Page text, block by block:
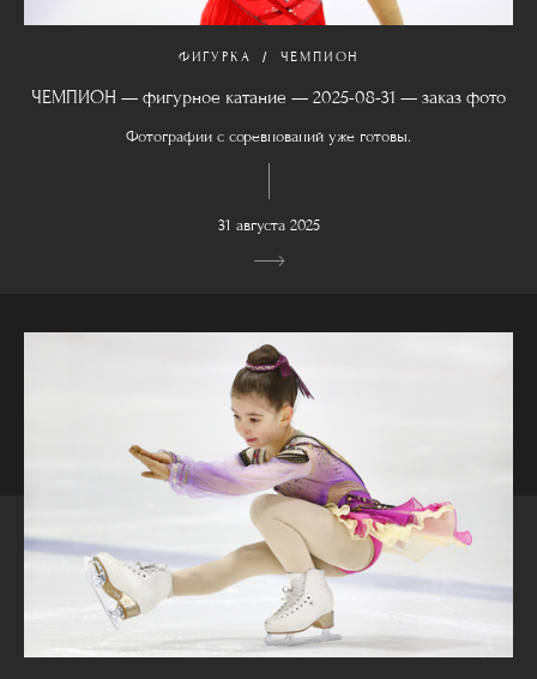
ФИГУРКА ЧЕМПИОН
ЧЕМПИОН — фигурное катание — 2025-08-31 — заказ фото
Фотографии с соревнований уже готовы.
31 августа 2025